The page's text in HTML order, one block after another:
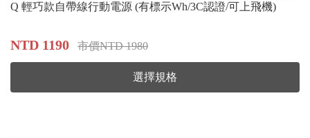
Q 輕巧款自帶線行動電源 (有標示Wh/3C認證/可上飛機)
NTD 1190 市價NTD 1980
選擇規格